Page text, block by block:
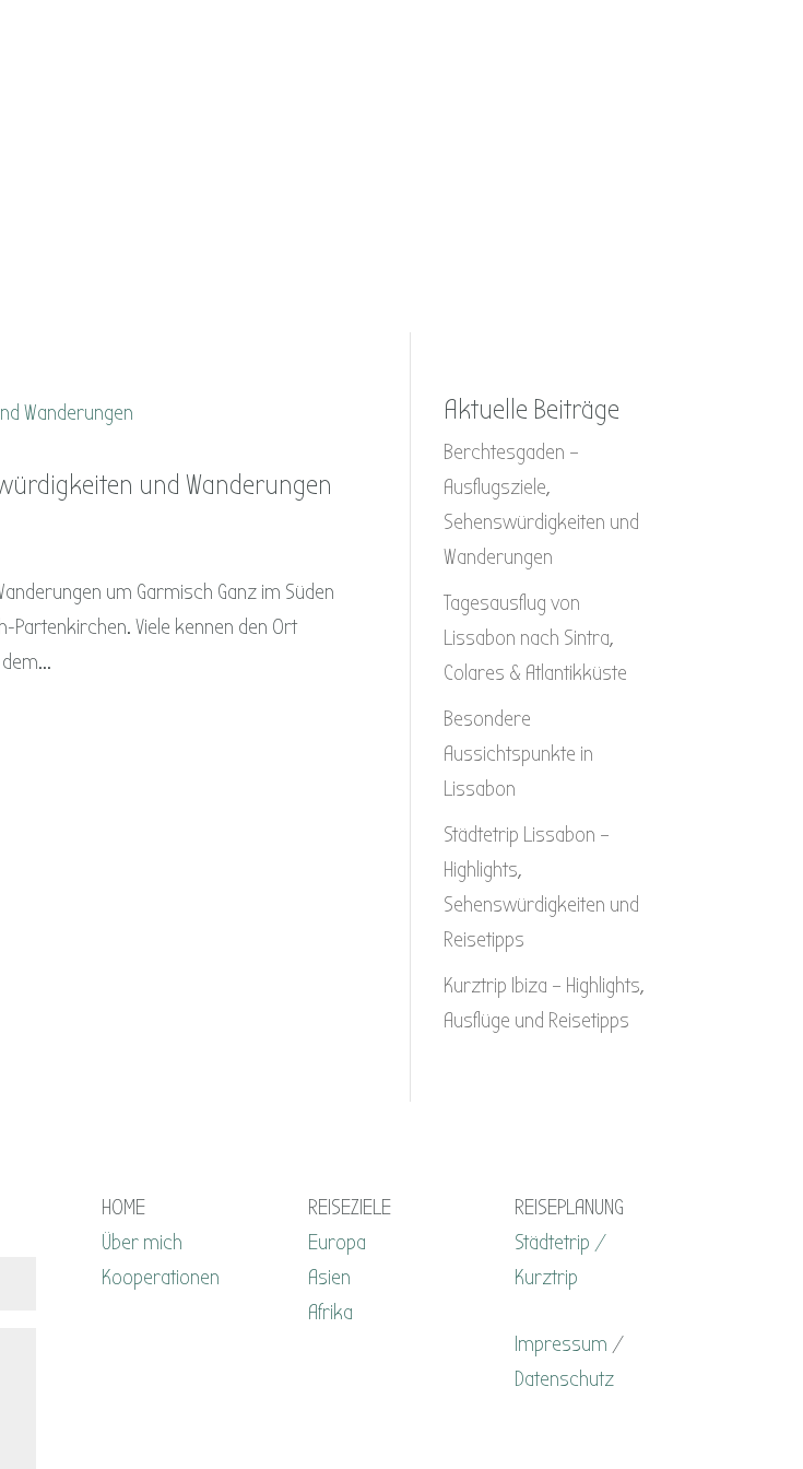
und Wanderungen
um Garmisch Ganz im Süden
Partenkirchen. Viele kennen den Ort
Aktuelle Beiträge
Berchtesgaden –
Ausflugsziele,
Sehenswürdigkeiten und
Wanderungen
Tagesausflug von
Lissabon nach Sintra,
Colares & Atlantikküste
Besondere
Aussichtspunkte in
Lissabon
Städtetrip Lissabon –
Highlights,
Sehenswürdigkeiten und
Reisetipps
Kurztrip Ibiza – Highlights,
Ausflüge und Reisetipps
HOME
Über mich
Kooperationen
REISEZIELE
Europa
Asien
Afrika
REISEPLANUNG
Städtetrip /
Kurztrip
Impressum /
Datenschutz